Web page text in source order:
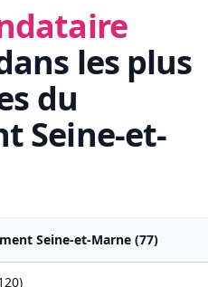
les plus
du
Seine-et-
Seine-et-Marne (77)
)